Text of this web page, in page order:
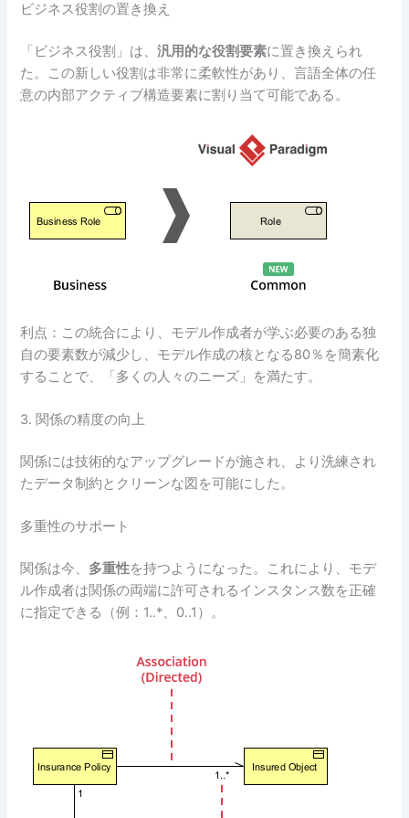
ビジネス役割の置き換え
「ビジネス役割」は、汎用的な役割要素に置き換えられ
た。この新しい役割は非常に柔軟性があり、言語全体の任
意の内部アクティブ構造要素に割り当て可能である。
利点： この統合により、モデル作成者が学ぶ必要のある独
自の要素数が減少し、モデル作成の核となる80％を簡素化
することで、「多くの人々のニーズ」を満たす。
3. 関係の精度の向上
関係には技術的なアップグレードが施され、より洗練され
たデータ制約とクリーンな図を可能にした。
多重性のサポート
関係は今、 多重性を持つようになった。これにより、モデ
ル作成者は関係の両端に許可されるインスタンス数を正確
に指定できる（例：1..*、0..1）。